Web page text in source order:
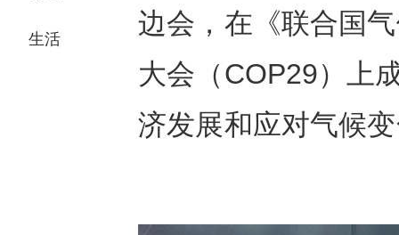
生活
边会，在《联合国
大会（COP29）上
济发展和应对气候